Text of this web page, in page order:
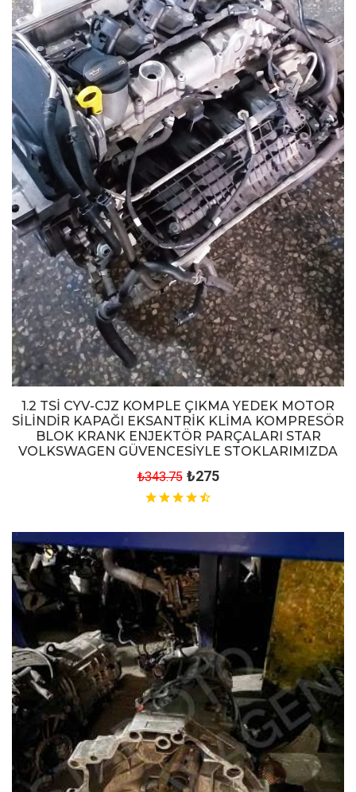
1.2 TSİ CYV-CJZ KOMPLE ÇIKMA YEDEK MOTOR
SİLİNDİR KAPAĞI EKSANTRİK KLİMA KOMPRESÖR
BLOK KRANK ENJEKTÖR PARÇALARI STAR
VOLKSWAGEN GÜVENCESİYLE STOKLARIMIZDA
₺343.75 ₺275